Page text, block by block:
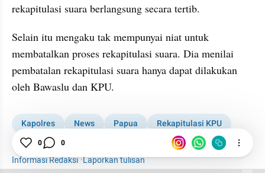
rekapitulasi suara berlangsung secara tertib.
Selain itu mengaku tak mempunyai niat untuk
membatalkan proses rekapitulasi suara. Dia menilai
pembatalan rekapitulasi suara hanya dapat dilakukan
oleh Bawaslu dan KPU.
Kapolres News Papua
Rekapitulasi KPU
Pilkada
Informasi Redaksi·Laporkan tulisan
0 0